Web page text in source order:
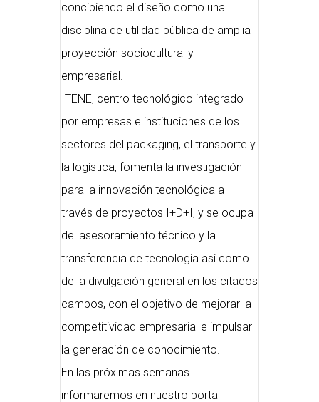
concibiendo el diseño como una
disciplina de utilidad pública de amplia
proyección sociocultural y
empresarial.
ITENE, centro tecnológico integrado
por empresas e instituciones de los
sectores del packaging, el transporte y
la logística, fomenta la investigación
para la innovación tecnológica a
través de proyectos I+D+I, y se ocupa
del asesoramiento técnico y la
transferencia de tecnología así como
de la divulgación general en los citados
campos, con el objetivo de mejorar la
competitividad empresarial e impulsar
la generación de conocimiento.
En las próximas semanas
informaremos en nuestro portal